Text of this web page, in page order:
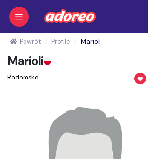
Powrót Profile Marioli
Marioli
Radomsko